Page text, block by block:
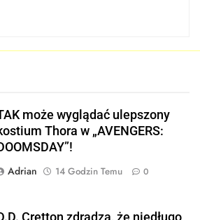
może wyglądać ulepszony
Thora w „AVENGERS:
Adrian
14 Godzin Temu 0
Cretton zdradza, że niedługo